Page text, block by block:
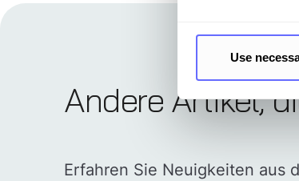
Use
Andere Artikel,
Erfahren Sie Neuigkeiten aus